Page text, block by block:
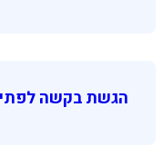
הגשת בקשה